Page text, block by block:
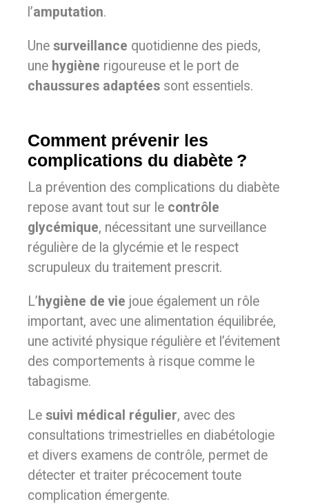
l’amputation.
Une surveillance quotidienne des pieds,
une hygiène rigoureuse et le port de
chaussures adaptées sont essentiels.
Comment prévenir les
complications du diabète ?
La prévention des complications du diabète
repose avant tout sur le contrôle
glycémique, nécessitant une surveillance
régulière de la glycémie et le respect
scrupuleux du traitement prescrit.
L’hygiène de vie joue également un rôle
important, avec une alimentation équilibrée,
une activité physique régulière et l’évitement
des comportements à risque comme le
tabagisme.
Le suivi médical régulier, avec des
consultations trimestrielles en diabétologie
et divers examens de contrôle, permet de
détecter et traiter précocement toute
complication émergente.